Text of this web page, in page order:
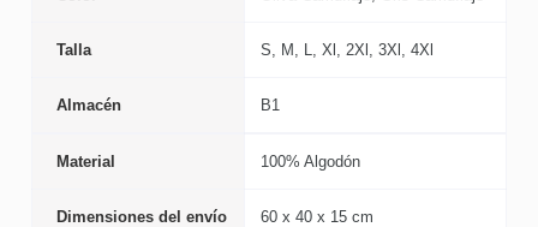
Talla S, M, L, Xl, 2Xl, 3Xl, 4Xl
Almacén B1
Material 100% Algodón
Dimensiones del envío 60 x 40 x 15 cm